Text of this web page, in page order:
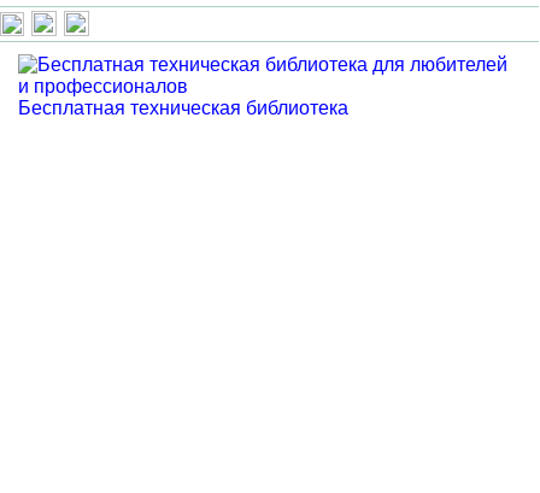
Бесплатная техническая библиотека